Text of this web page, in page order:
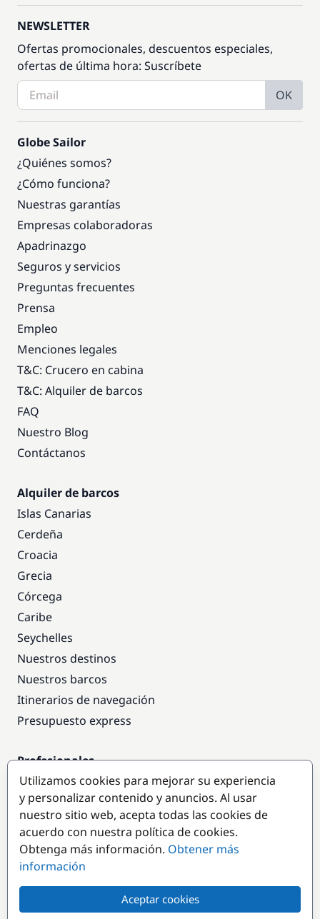
NEWSLETTER
Ofertas promocionales, descuentos especiales,
ofertas de última hora: Suscríbete
OK
Globe Sailor
¿Quiénes somos?
¿Cómo funciona?
Nuestras garantías
Empresas colaboradoras
Apadrinazgo
Seguros y servicios
Preguntas frecuentes
Prensa
Empleo
Menciones legales
T&C: Crucero en cabina
T&C: Alquiler de barcos
FAQ
Nuestro Blog
Contáctanos
Alquiler de barcos
Islas Canarias
Cerdeña
Croacia
Grecia
Córcega
Caribe
Seychelles
Nuestros destinos
Nuestros barcos
Itinerarios de navegación
Presupuesto express
Profesionales
Acceso empresas
Colaborar como empresa
Destinos populares
Utilizamos cookies para mejorar su experiencia
y personalizar contenido y anuncios. Al usar
nuestro sitio web, acepta todas las cookies de
acuerdo con nuestra política de cookies.
Obtenga más información. Obtener más
información
Aceptar cookies